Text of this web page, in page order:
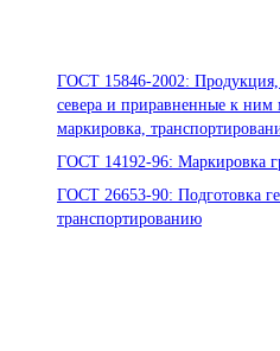
ГОСТ 15846-2002: Продукция,
севера и приравненные к ним
маркировка,
ГОСТ 14192-96: Маркировка
ГОСТ 26653-90: Подготовка
транспортированию